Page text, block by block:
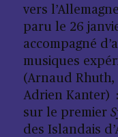
vers
paru le 26
accompagné
musiques
(Arnaud Rhuth,
Adrien Kanter)
sur le premier
des Islandais